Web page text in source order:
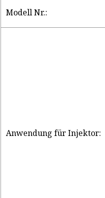
Modell Nr.:
Anwendung für Injektor: